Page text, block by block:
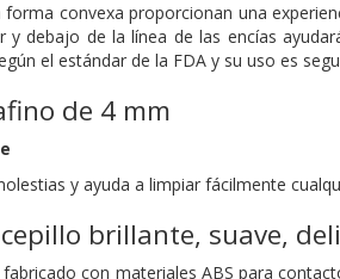
convexa proporcionan una
y debajo de la línea de las encías
el estándar de la FDA y su uso es
de 4 mm
y ayuda a limpiar fácilmente
brillante, suave,
con materiales ABS para